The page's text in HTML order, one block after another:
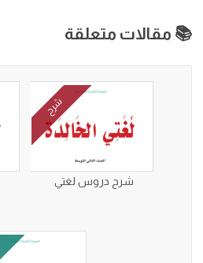
📚 مقالات متعلقة
شرح
شرح دروس لغتي